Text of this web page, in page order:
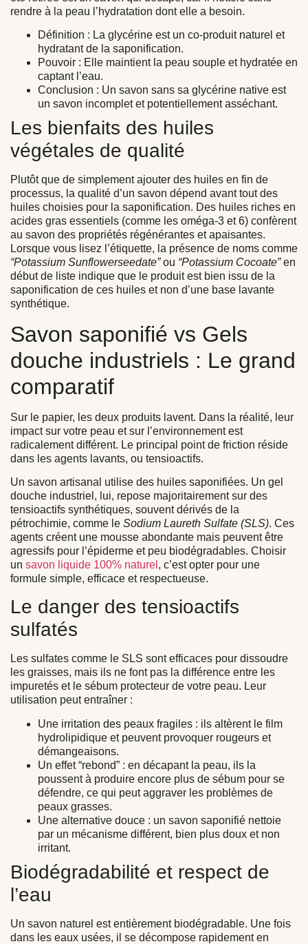
rendre à la peau l’hydratation dont elle a besoin.
Définition : La glycérine est un co-produit naturel et
hydratant de la saponification.
Pouvoir : Elle maintient la peau souple et hydratée en
captant l’eau.
Conclusion : Un savon sans sa glycérine native est
un savon incomplet et potentiellement asséchant.
Les bienfaits des huiles
végétales de qualité
Plutôt que de simplement ajouter des huiles en fin de
processus, la qualité d’un savon dépend avant tout des
huiles choisies pour la saponification. Des huiles riches en
acides gras essentiels (comme les oméga-3 et 6) confèrent
au savon des propriétés régénérantes et apaisantes.
Lorsque vous lisez l’étiquette, la présence de noms comme
“Potassium Sunflowerseedate”ou “Potassium Cocoate”en
début de liste indique que le produit est bien issu de la
saponification de ces huiles et non d’une base lavante
synthétique.
Savon saponifié vs Gels
douche industriels : Le grand
comparatif
Sur le papier, les deux produits lavent. Dans la réalité, leur
impact sur votre peau et sur l’environnement est
radicalement différent. Le principal point de friction réside
dans les agents lavants, ou tensioactifs.
Un savon artisanal utilise des huiles saponifiées. Un gel
douche industriel, lui, repose majoritairement sur des
tensioactifs synthétiques, souvent dérivés de la
pétrochimie, comme le Sodium Laureth Sulfate (SLS). Ces
agents créent une mousse abondante mais peuvent être
agressifs pour l’épiderme et peu biodégradables. Choisir
un savon liquide 100% naturel , c’est opter pour une
formule simple, efficace et respectueuse.
Le danger des tensioactifs
sulfatés
Les sulfates comme le SLS sont efficaces pour dissoudre
les graisses, mais ils ne font pas la différence entre les
impuretés et le sébum protecteur de votre peau. Leur
utilisation peut entraîner :
Une irritation des peaux fragiles : ils altèrent le film
hydrolipidique et peuvent provoquer rougeurs et
démangeaisons.
Un effet “rebond” : en décapant la peau, ils la
poussent à produire encore plus de sébum pour se
défendre, ce qui peut aggraver les problèmes de
peaux grasses.
Une alternative douce : un savon saponifié nettoie
par un mécanisme différent, bien plus doux et non
irritant.
Biodégradabilité et respect de
l’eau
Un savon naturel est entièrement biodégradable. Une fois
dans les eaux usées, il se décompose rapidement en